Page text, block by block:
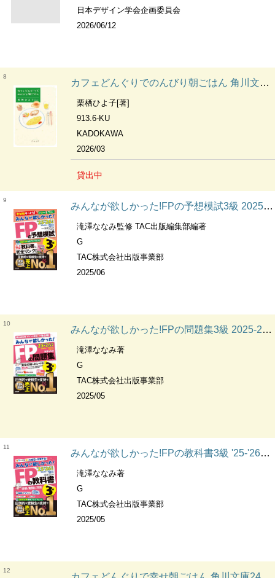
日本デザイン学会企画委員会
2026/06/12
8
カフェどんぐりでのんびり朝ごはん 角川文庫く42-2
栗栖ひよ子[著]
913.6-KU
KADOKAWA
2026/03
貸出中
9
みんなが欲しかった!FPの予想模試3級 2025-2026年版
滝澤ななみ監修 TAC出版編集部編著
G
TAC株式会社出版事業部
2025/06
10
みんなが欲しかった!FPの問題集3級 2025-2026年版
滝澤ななみ著
G
TAC株式会社出版事業部
2025/05
11
みんなが欲しかった!FPの教科書3級 '25-'26年版
滝澤ななみ著
G
TAC株式会社出版事業部
2025/05
12